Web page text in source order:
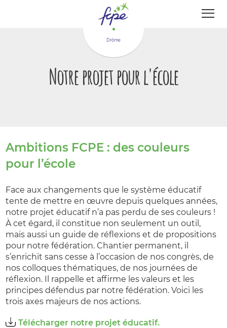
Drôme
Notre projet pour l'école
Ambitions FCPE : des couleurs
pour l’école
Face aux changements que le système éducatif
tente de mettre en œuvre depuis quelques années,
notre projet éducatif n’a pas perdu de ses couleurs !
À cet égard, il constitue non seulement un outil,
mais aussi un guide de réflexions et de propositions
pour notre fédération. Chantier permanent, il
s’enrichit sans cesse à l’occasion de nos congrès, de
nos colloques thématiques, de nos journées de
réflexion. Il rappelle et affirme les valeurs et les
principes défendus par notre fédération. Voici les
trois axes majeurs de nos actions.
Télécharger notre projet éducatif.
Panneau de gestion des cookies